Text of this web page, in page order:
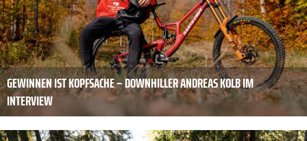
GEWINNEN IST KOPFSACHE – DOWNHILLER ANDREAS KOLB IM
INTERVIEW